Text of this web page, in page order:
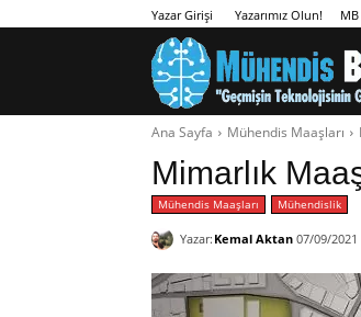
Yazar Girişi Yazarımız Olun! MB
Ana Sayfa Mühendis Maaşları
Mimarlık
Mühendis Maaşları Mühendislik
Yazar: Kemal Aktan 07/09/2021